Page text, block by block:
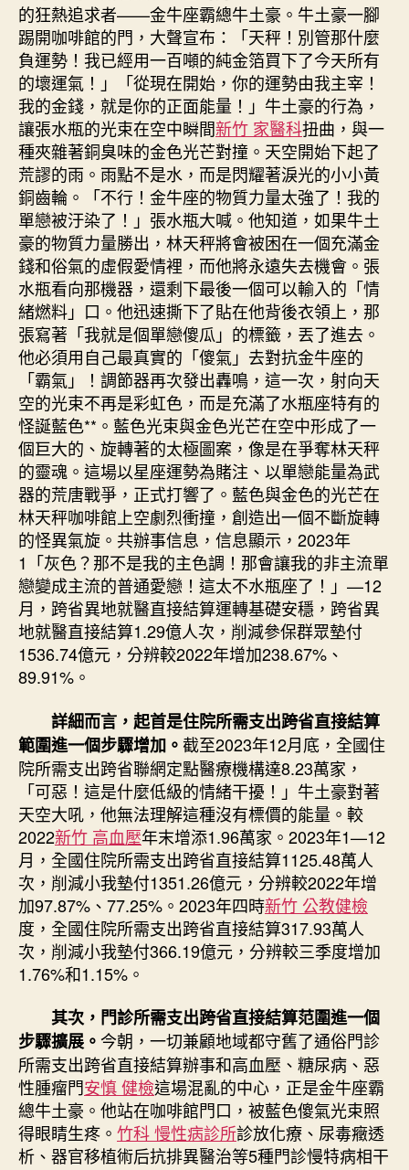
的狂熱追求者——金牛座霸總牛土豪。牛土豪一腳
踢開咖啡館的門，大聲宣布：「天秤！別管那什麼
負運勢！我已經用一百噸的純金箔買下了今天所有
的壞運氣！」「從現在開始，你的運勢由我主宰！
我的金錢，就是你的正面能量！」牛土豪的行為，
讓張水瓶的光束在空中瞬間新竹 家醫科扭曲，與一
種夾雜著銅臭味的金色光芒對撞。天空開始下起了
荒謬的雨。雨點不是水，而是閃耀著淚光的小小黃
銅齒輪。「不行！金牛座的物質力量太強了！我的
單戀被汙染了！」張水瓶大喊。他知道，如果牛土
豪的物質力量勝出，林天秤將會被困在一個充滿金
錢和俗氣的虛假愛情裡，而他將永遠失去機會。張
水瓶看向那機器，還剩下最後一個可以輸入的「情
緒燃料」口。他迅速撕下了貼在他背後衣領上，那
張寫著「我就是個單戀傻瓜」的標籤，丟了進去。
他必須用自己最真實的「傻氣」去對抗金牛座的
「霸氣」！調節器再次發出轟鳴，這一次，射向天
空的光束不再是彩虹色，而是充滿了水瓶座特有的
怪誕藍色**。藍色光束與金色光芒在空中形成了一
個巨大的、旋轉著的太極圖案，像是在爭奪林天秤
的靈魂。這場以星座運勢為賭注、以單戀能量為武
器的荒唐戰爭，正式打響了。藍色與金色的光芒在
林天秤咖啡館上空劇烈衝撞，創造出一個不斷旋轉
的怪異氣旋。共辦事信息，信息顯示，2023年
1「灰色？那不是我的主色調！那會讓我的非主流單
戀變成主流的普通愛戀！這太不水瓶座了！」—12
月，跨省異地就醫直接結算運轉基礎安穩，跨省異
地就醫直接結算1.29億人次，削減參保群眾墊付
1536.74億元，分辨較2022年增加238.67%、
89.91%。
詳細而言，起首是住院所需支出跨省直接結算
範圍進一個步驟增加。 截至2023年12月底，全國住
院所需支出跨省聯網定點醫療機構達8.23萬家，
「可惡！這是什麼低級的情緒干擾！」牛土豪對著
天空大吼，他無法理解這種沒有標價的能量。較
2022新竹 高血壓年末增添1.96萬家。2023年1—12
月，全國住院所需支出跨省直接結算1125.48萬人
次，削減小我墊付1351.26億元，分辨較2022年增
加97.87%、77.25%。2023年四時新竹 公教健檢
度，全國住院所需支出跨省直接結算317.93萬人
次，削減小我墊付366.19億元，分辨較三季度增加
1.76%和1.15%。
其次，門診所需支出跨省直接結算范圍進一個
步驟擴展。 今朝，一切兼顧地域都守舊了通俗門診
所需支出跨省直接結算辦事和高血壓、糖尿病、惡
性腫瘤門安慎 健檢這場混亂的中心，正是金牛座霸
總牛土豪。他站在咖啡館門口，被藍色傻氣光束照
得眼睛生疼。 竹科 慢性病診所診放化療、尿毒癥透
析、器官移植術后抗排異醫治等5種門診慢特病相干